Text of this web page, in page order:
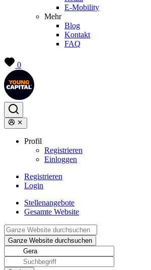
E-Mobility
Mehr
Blog
Kontakt
FAQ
0
Profil
Registrieren
Einloggen
Registrieren
Login
Stellenangebote
Gesamte Website